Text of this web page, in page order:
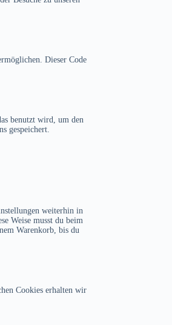
Dieser Code
benutzt wird, um den
gespeichert.
weiterhin in
Weise musst du beim
Warenkorb, bis du
Cookies erhalten wir